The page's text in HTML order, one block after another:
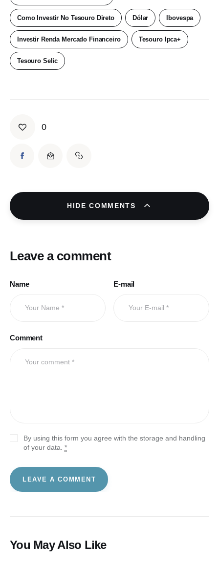
Como Investir No Tesouro Direto Dólar Ibovespa
Investir Renda Mercado Financeiro Tesouro Ipca+
Tesouro Selic
0
HIDE COMMENTS
Leave a comment
Name E-mail
Comment
By using this form you agree with the storage and handling
of your data. *
You May Also Like